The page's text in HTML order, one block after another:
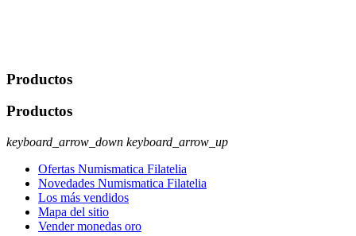
Productos
Productos
keyboard_arrow_down keyboard_arrow_up
Ofertas Numismatica Filatelia
Novedades Numismatica Filatelia
Los más vendidos
Mapa del sitio
Vender monedas oro